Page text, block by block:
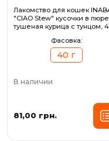
Лакомство для кошек
"CIAO Stew" кусочки в пюре
тушеная курица с тунцом,
Фасовка:
40 г
В наличии
81,00 грн.